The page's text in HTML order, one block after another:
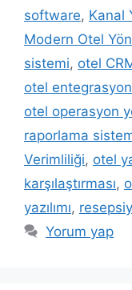
software, Kanal
Modern Otel
sistemi, otel
otel
otel operasyon
raporlama
Verimliliği, otel
karşılaştırması,
yazılımı,
Yorum yap